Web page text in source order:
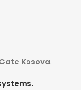
Kosova.